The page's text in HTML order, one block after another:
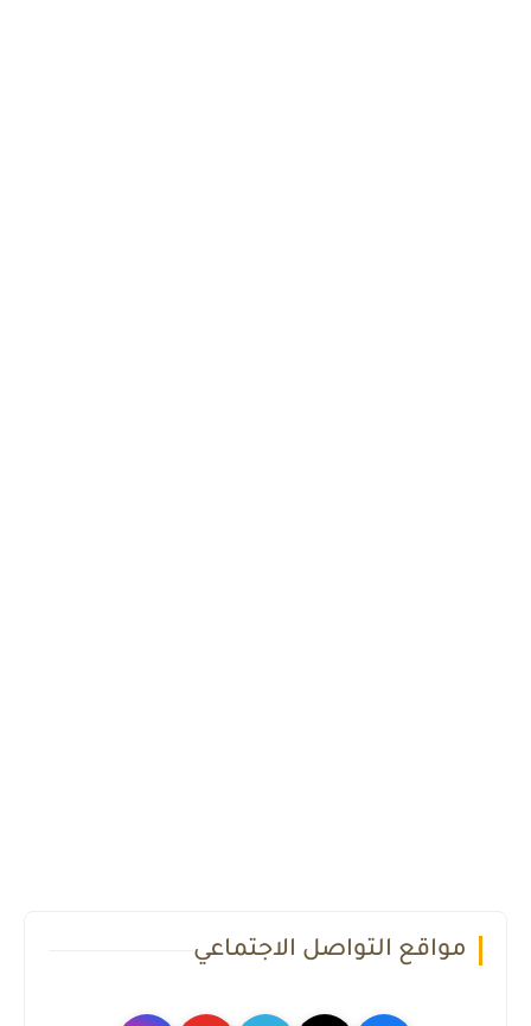
مواقع التواصل الاجتماعي